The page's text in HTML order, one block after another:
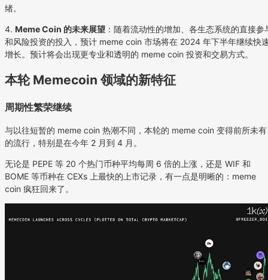
绪。
4. Meme Coin 的未来展望 ：随着流动性的增加、各生态系统的直接参
和风险投资的投入，预计 meme coin 市场将在 2024 年下半年继续快
增长。预计将会出现更专业和透明的 meme coin 投资和交易方式。
本轮 Memecoin 领域的新特征
周期性繁荣继续
与以往短暂的 meme coin 热潮不同，本轮的 meme coin 变得前所未有
的流行，特别是在今年 2 月到 4 月。
无论是 PEPE 等 20 个热门币种平均每周 6 倍的上涨，还是 WIF 和
BOME 等币种在 CEXs 上最快的上市记录，有一点是明晰的：meme
coin 疯狂回来了。